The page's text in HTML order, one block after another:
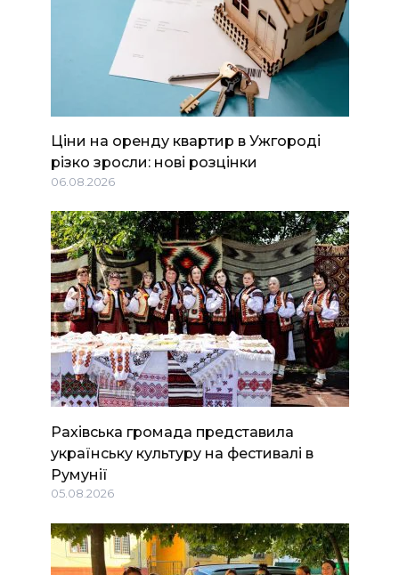
Ціни на оренду квартир в Ужгороді
різко зросли: нові розцінки
06.08.2026
Рахівська громада представила
українську культуру на фестивалі в
Румунії
05.08.2026